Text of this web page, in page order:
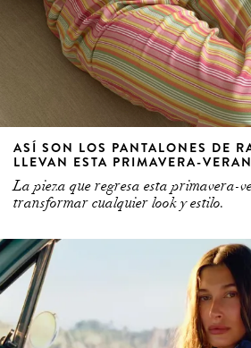
ASÍ SON LOS PANTALONES DE
LLEVAN ESTA PRIMAVERA-
La pieza que regresa esta primavera-
transformar cualquier look y estilo.